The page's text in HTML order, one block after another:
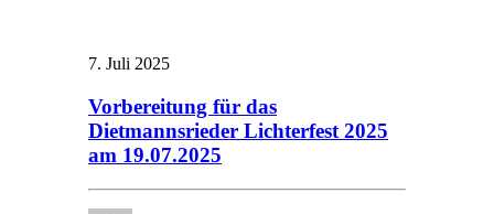
7. Juli 2025
Vorbereitung für das
Dietmannsrieder Lichterfest 2025
am 19.07.2025